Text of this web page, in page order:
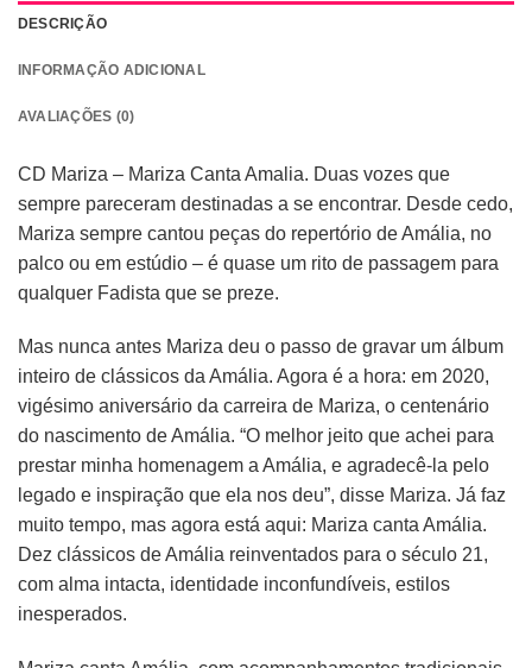
DESCRIÇÃO
INFORMAÇÃO ADICIONAL
AVALIAÇÕES (0)
CD Mariza – Mariza Canta Amalia. Duas vozes que
sempre pareceram destinadas a se encontrar. Desde cedo,
Mariza sempre cantou peças do repertório de Amália, no
palco ou em estúdio – é quase um rito de passagem para
qualquer Fadista que se preze.
Mas nunca antes Mariza deu o passo de gravar um álbum
inteiro de clássicos da Amália. Agora é a hora: em 2020,
vigésimo aniversário da carreira de Mariza, o centenário
do nascimento de Amália. “O melhor jeito que achei para
prestar minha homenagem a Amália, e agradecê-la pelo
legado e inspiração que ela nos deu”, disse Mariza. Já faz
muito tempo, mas agora está aqui: Mariza canta Amália.
Dez clássicos de Amália reinventados para o século 21,
com alma intacta, identidade inconfundíveis, estilos
inesperados.